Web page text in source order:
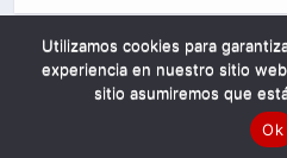
Utilizamos cookies para
experiencia en nuestro sitio
sitio asumiremos que
Ok